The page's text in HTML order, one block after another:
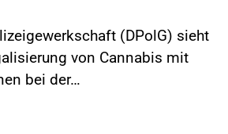
(DPolG) sieht
von Cannabis mit
bei der…